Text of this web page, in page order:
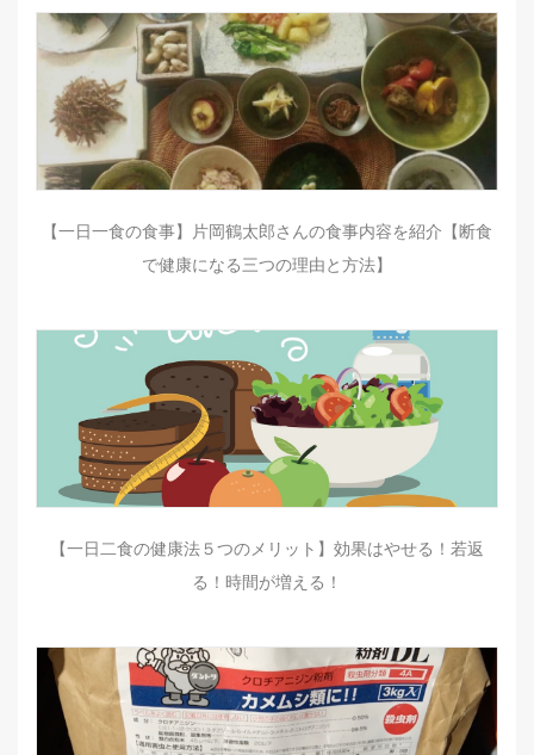
【一日一食の食事】片岡鶴太郎さんの食事内容を紹介【断食
で健康になる三つの理由と方法】
【一日二食の健康法５つのメリット】効果はやせる！若返
る！時間が増える！